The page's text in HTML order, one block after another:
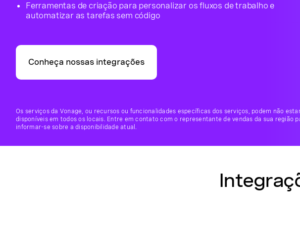
Ferramentas de criação para personalizar os fluxos de trabalho e
automatizar as tarefas sem código
Conheça nossas integrações
Os serviços da Vonage, ou recursos ou funcionalidades específicas dos serviços, podem não
disponíveis em todos os locais. Entre em contato com o representante de vendas da sua região
informar-se sobre a disponibilidade atual.